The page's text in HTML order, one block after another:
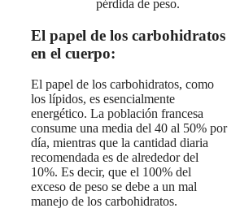
pérdida de peso.
El papel de los carbohidratos
en el cuerpo:
El papel de los carbohidratos, como
los lípidos, es esencialmente
energético. La población francesa
consume una media del 40 al 50% por
día, mientras que la cantidad diaria
recomendada es de alrededor del
10%. Es decir, que el 100% del
exceso de peso se debe a un mal
manejo de los carbohidratos.